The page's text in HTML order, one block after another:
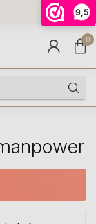
9,5
Voor
huis
9.5
0